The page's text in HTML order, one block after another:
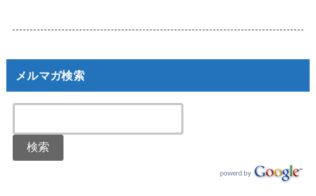
メルマガ検索